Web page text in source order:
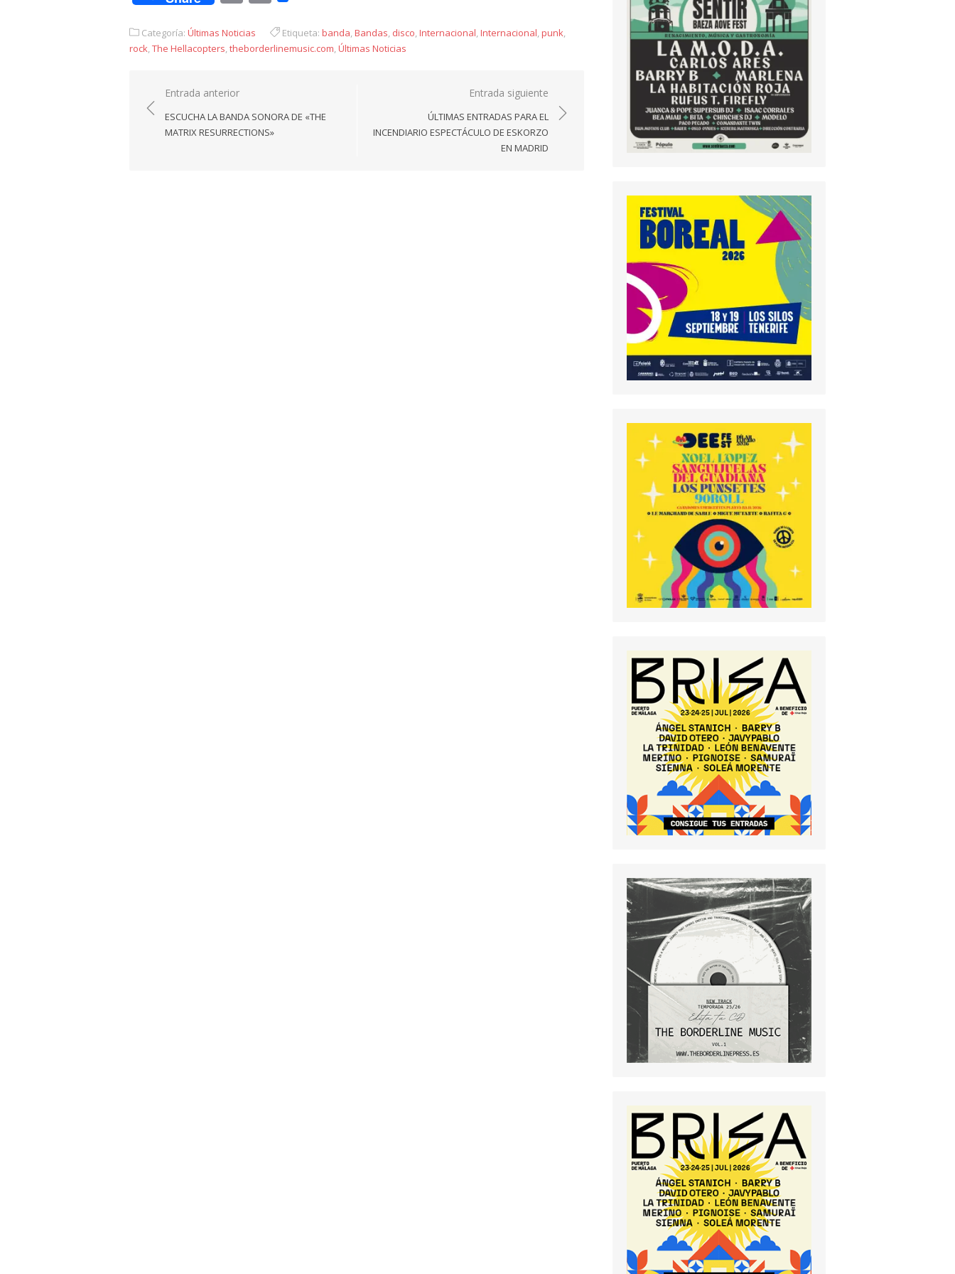
Categoría: Últimas Noticias Etiqueta: banda,Bandas, disco,Internacional,Internacional,punk,
rock,The Hellacopters,theborderlinemusic.com,Últimas Noticias
Navegación
de
entradas
Entrada anterior
ESCUCHA LA BANDA SONORA DE «THE
MATRIX RESURRECTIONS»
Entrada siguiente
ÚLTIMAS ENTRADAS PARA EL
INCENDIARIO ESPECTÁCULO DE ESKORZO
EN MADRID